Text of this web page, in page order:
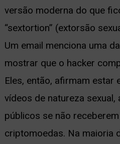
versão moderna do que
“sextortion” (extorsão
Um email menciona uma
mostrar que o hacker
Eles, então, afirmam estar
vídeos de natureza
públicos se não
criptomoedas. Na maioria